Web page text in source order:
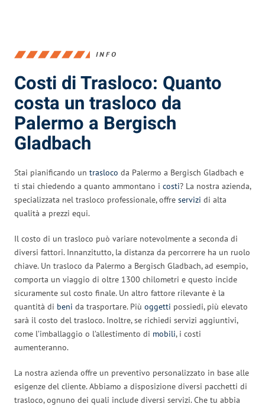
INFO
Costi di Trasloco: Quanto
costa un trasloco da
Palermo a Bergisch
Gladbach
Stai pianificando un trasloco da Palermo a Bergisch Gladbach e
ti stai chiedendo a quanto ammontano i costi? La nostra azienda,
specializzata nel trasloco professionale, offre servizi di alta
qualità a prezzi equi.
Il costo di un trasloco può variare notevolmente a seconda di
diversi fattori. Innanzitutto, la distanza da percorrere ha un ruolo
chiave. Un trasloco da Palermo a Bergisch Gladbach, ad esempio,
comporta un viaggio di oltre 1300 chilometri e questo incide
sicuramente sul costo finale. Un altro fattore rilevante è la
quantità di beni da trasportare. Più oggetti possiedi, più elevato
sarà il costo del trasloco. Inoltre, se richiedi servizi aggiuntivi,
come l’imballaggio o l’allestimento di mobili, i costi
aumenteranno.
La nostra azienda offre un preventivo personalizzato in base alle
esigenze del cliente. Abbiamo a disposizione diversi pacchetti di
trasloco, ognuno dei quali include diversi servizi. Che tu abbia